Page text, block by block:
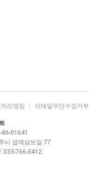
리방침 이메일무단수집거부
01641
시 섭재삼보길 77
033-766-3412